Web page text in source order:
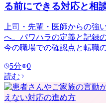
る前にできる対応と相
上司・先輩・医師からの強
へ。パワハラの定義と記録
今の職場での確認点と転職
5分
0
読む